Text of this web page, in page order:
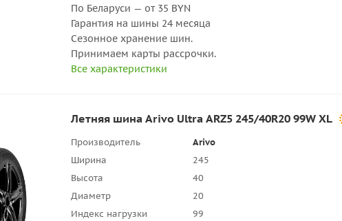
По Беларуси — от 35 BYN
Гарантия на шины 24 месяца
Сезонное хранение шин.
Принимаем карты рассрочки.
Все характеристики
Летняя шина Arivo Ultra ARZ5 245/40R20 99W XL
Производитель
Arivo
Ширина
245
Высота
40
Диаметр
20
Индекс нагрузки
99